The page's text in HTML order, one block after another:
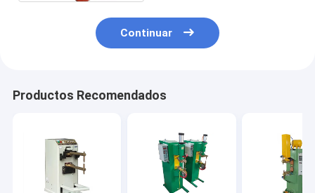
Continuar
Productos Recomendados